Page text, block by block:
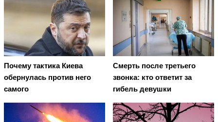
Почему тактика Киева
обернулась против него
самого
Смерть после третьего
звонка: кто ответит за
гибель девушки